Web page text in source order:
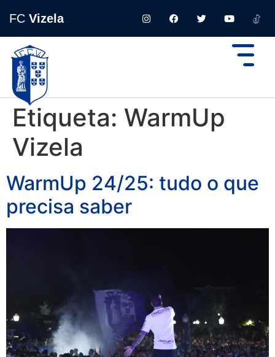
FC Vizela
Etiqueta: WarmUp
Vizela
WarmUp 24/25: tudo o que
precisa saber